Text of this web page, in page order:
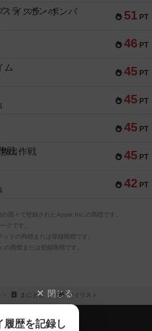
51 PT
：イスラ・ボンバ
46 PT
45 PT
ム
45 PT
45 PT
45 PT
出作戦
42 PT
国々で登録されたApple Inc.の商標です。
クです。
ドの商標または登録商標です。
商標または登録商標です。
まにとと マイリスト
閉じる
履歴を記録し